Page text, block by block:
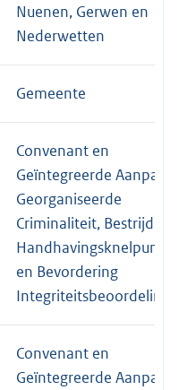
Nuenen, Gerwen en
Nederwetten
Gemeente
Convenant en
Geïntegreerde Aanpak
Georganiseerde
Criminaliteit, Bestrijding
en Bevordering
Convenant en
Geïntegreerde Aanpak